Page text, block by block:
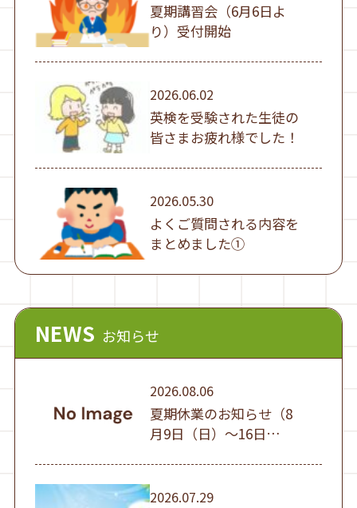
夏期講習会（6月6日よ
り）受付開始
2026.06.02
英検を受験された生徒の
皆さまお疲れ様でした！
2026.05.30
よくご質問される内容を
まとめました①
NEWS お知らせ
2026.08.06
夏期休業のお知らせ（8
月9日（日）～16日
2026.07.29